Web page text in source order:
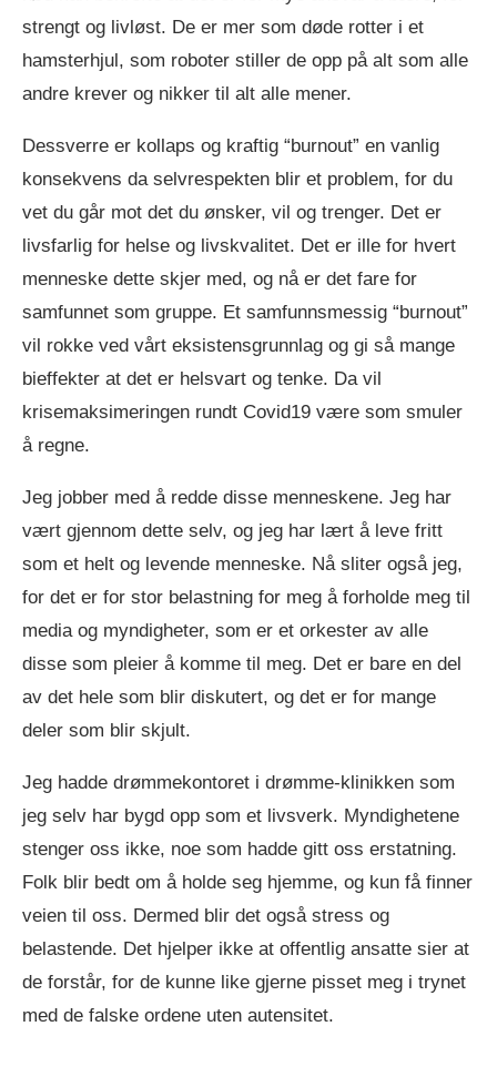
strengt og livløst. De er mer som døde rotter i et
hamsterhjul, som roboter stiller de opp på alt som alle
andre krever og nikker til alt alle mener.
Dessverre er kollaps og kraftig “burnout” en vanlig
konsekvens da selvrespekten blir et problem, for du
vet du går mot det du ønsker, vil og trenger. Det er
livsfarlig for helse og livskvalitet. Det er ille for hvert
menneske dette skjer med, og nå er det fare for
samfunnet som gruppe. Et samfunnsmessig “burnout”
vil rokke ved vårt eksistensgrunnlag og gi så mange
bieffekter at det er helsvart og tenke. Da vil
krisemaksimeringen rundt Covid19 være som smuler
å regne.
Jeg jobber med å redde disse menneskene. Jeg har
vært gjennom dette selv, og jeg har lært å leve fritt
som et helt og levende menneske. Nå sliter også jeg,
for det er for stor belastning for meg å forholde meg til
media og myndigheter, som er et orkester av alle
disse som pleier å komme til meg. Det er bare en del
av det hele som blir diskutert, og det er for mange
deler som blir skjult.
Jeg hadde drømmekontoret i drømme-klinikken som
jeg selv har bygd opp som et livsverk. Myndighetene
stenger oss ikke, noe som hadde gitt oss erstatning.
Folk blir bedt om å holde seg hjemme, og kun få finner
veien til oss. Dermed blir det også stress og
belastende. Det hjelper ikke at offentlig ansatte sier at
de forstår, for de kunne like gjerne pisset meg i trynet
med de falske ordene uten autensitet.